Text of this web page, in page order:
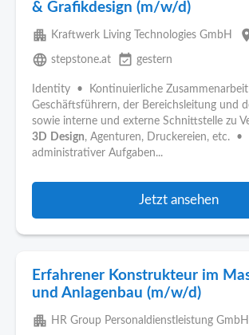
& Grafikdesign (m/w/d)
apartment Kraftwerk Living Technologies GmbH
language stepstone.at event_available gestern
Identity • Kontinuierliche
Geschäftsführern, der Bereichsleitung und
sowie interne und externe Schnittstelle zu
3D Design, Agenturen, Druckereien, etc. •
administrativer Aufgaben...
Jetzt ansehen
Erfahrener Konstrukteur im
und Anlagenbau (m/w/d)
apartment HR Group Personaldienstleistung GmbH